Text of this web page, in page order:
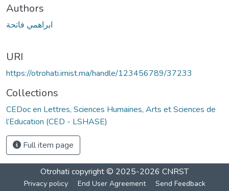
Authors
ابراهمي فاتحة
URI
https://otrohati.imist.ma/handle/123456789/37233
Collections
CEDoc en Lettres, Sciences Humaines, Arts et Sciences de
l’Education (CED - LSHASE)
Full item page
Otrohati copyright © 2025-2026 CNRST
Privacy policy End User Agreement Send Feedback